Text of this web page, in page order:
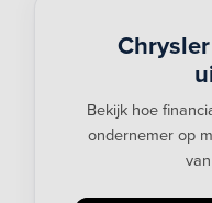
Bekijk hoe
ondernemer op